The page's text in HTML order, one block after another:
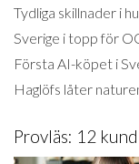
Tydliga skillnader i
Sverige i topp för
Första AI-köpet i
Haglöfs låter
Provläs: 12